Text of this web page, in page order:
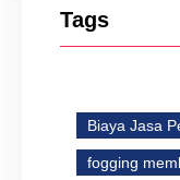
Tags
Biaya Jasa
fogging